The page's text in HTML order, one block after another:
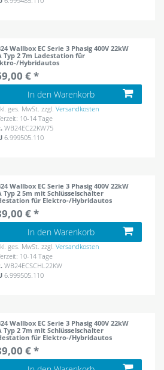
Wallbox EC Serie 3 Phasig 400V 22kW
Typ 2 7m Ladestation für
Hybridautos
€ *
In den Warenkorb
ges. MwSt. zzgl.Versandkosten
10-14 Tage
WB24EC22KW75
6.999505.110
Wallbox EC Serie 3 Phasig 400V 22kW
Typ 2 5m mit Schlüsselschalter
für Elektro-/Hybridautos
€ *
In den Warenkorb
ges. MwSt. zzgl.Versandkosten
10-14 Tage
WB24ECSCHL22KW
6.999505.110
Wallbox EC Serie 3 Phasig 400V 22kW
Typ 2 7m mit Schlüsselschalter
für Elektro-/Hybridautos
€ *